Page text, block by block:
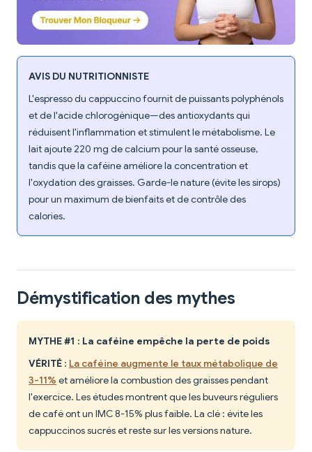
AVIS DU NUTRITIONNISTE
L'espresso du cappuccino fournit de puissants polyphénols
et de l'acide chlorogénique—des antioxydants qui
réduisent l'inflammation et stimulent le métabolisme. Le
lait ajoute 220 mg de calcium pour la santé osseuse,
tandis que la caféine améliore la concentration et
l'oxydation des graisses. Garde-le nature (évite les sirops)
pour un maximum de bienfaits et de contrôle des
calories.
Démystification des mythes
MYTHE #1 : La caféine empêche la perte de poids
VÉRITÉ : La caféine augmente le taux métabolique de
3-11% et améliore la combustion des graisses pendant
l'exercice. Les études montrent que les buveurs réguliers
de café ont un IMC 8-15% plus faible. La clé : évite les
cappuccinos sucrés et reste sur les versions nature.